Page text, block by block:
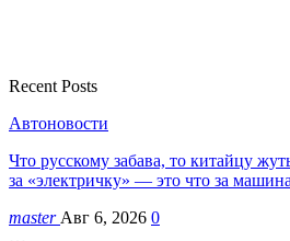
Recent Posts
Автоновости
Что русскому забава, то китайцу
за «электричку» — это что за
master Авг 6, 2026 0